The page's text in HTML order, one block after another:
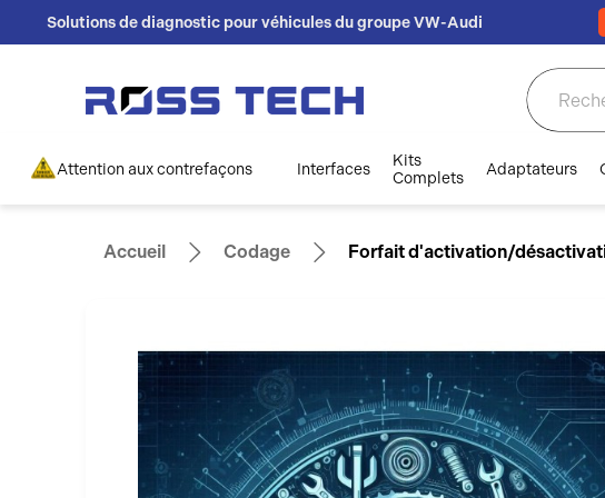
Solutions de diagnostic pour véhicules du groupe VW-Audi
Interfaces
Kits
Complets
Adaptateurs
Attention aux contrefaçons
Accueil Codage Forfait d'activation/